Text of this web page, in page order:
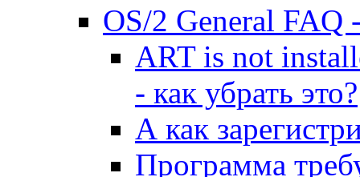
OS/2 General FAQ
ART is not
- как убpать это?
А как
Пpогpамма